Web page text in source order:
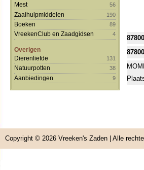
Mest 56
Zaaihulpmiddelen 190
Boeken 89
VreekenClub en Zaadgidsen 4
Overigen
Dierenliefde
131
Natuurpotten 38
Aanbiedingen 9
Copyright © 2026 Vreeken's Zaden | Alle